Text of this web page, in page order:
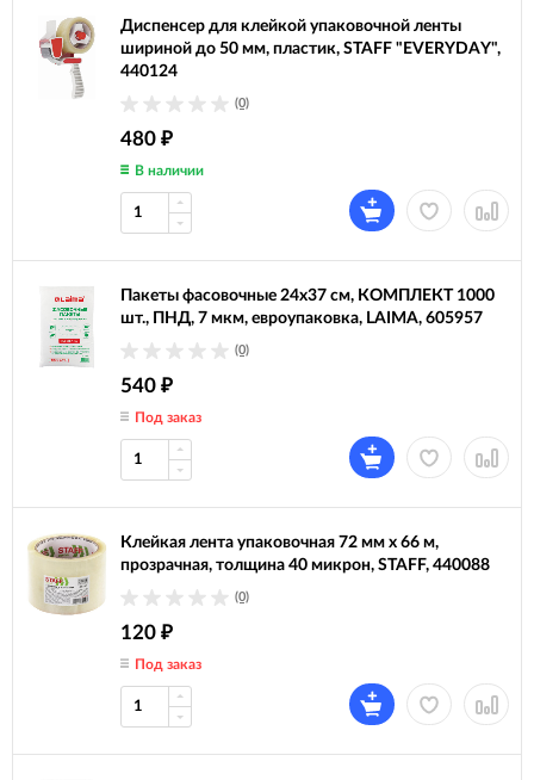
Диспенсер для клейкой упаковочной ленты
шириной до 50 мм, пластик, STAFF "EVERYDAY",
440124
(0)
480 ₽
В наличии
Пакеты фасовочные 24х37 см, КОМПЛЕКТ 1000
шт., ПНД, 7 мкм, евроупаковка, LAIMA, 605957
(0)
540 ₽
Под заказ
Клейкая лента упаковочная 72 мм x 66 м,
прозрачная, толщина 40 микрон, STAFF, 440088
(0)
120 ₽
Под заказ